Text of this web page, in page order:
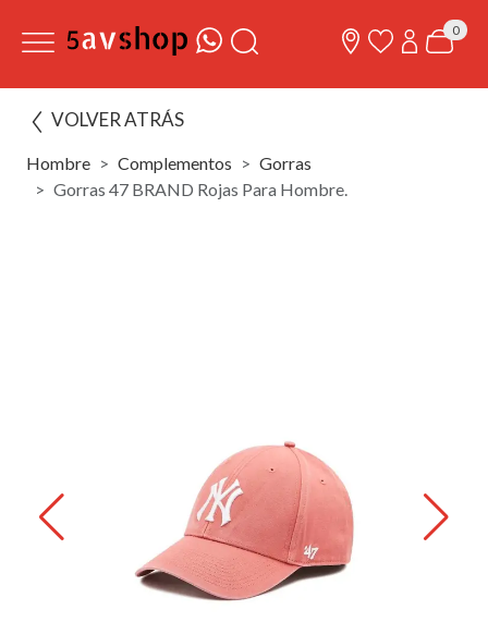
0
VOLVER ATRÁS
Hombre Complementos
Gorras
Gorras 47 BRAND Rojas Para Hombre.